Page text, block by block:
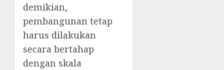
demikian,
pembangunan tetap
harus dilakukan
secara bertahap
dengan skala